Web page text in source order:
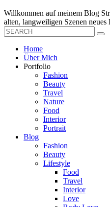
Willkommen auf meinem Blog
alten, langweiligen Szenen
Home
Über Mich
Portfolio
Fashion
Beauty
Travel
Nature
Food
Interior
Portrait
Blog
Fashion
Beauty
Lifestyle
Food
Travel
Interior
Love